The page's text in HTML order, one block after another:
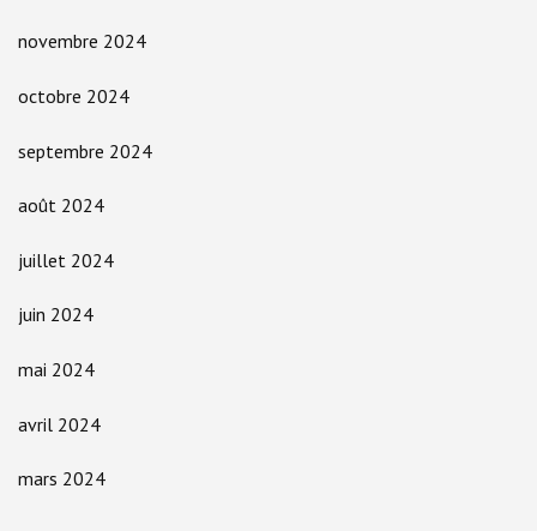
novembre 2024
octobre 2024
septembre 2024
août 2024
juillet 2024
juin 2024
mai 2024
avril 2024
mars 2024